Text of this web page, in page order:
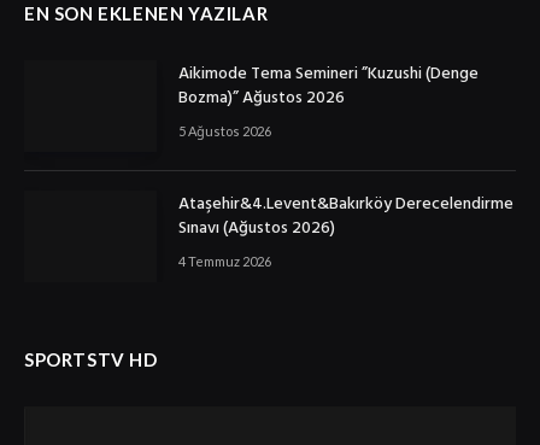
EN SON EKLENEN YAZILAR
Aikimode Tema Semineri ”Kuzushi (Denge
Bozma)” Ağustos 2026
5 Ağustos 2026
Ataşehir&4.Levent&Bakırköy Derecelendirme
Sınavı (Ağustos 2026)
4 Temmuz 2026
SPORTSTV HD